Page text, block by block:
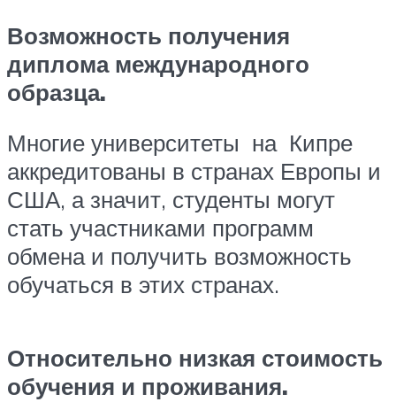
Возможность получения
диплома международного
образца.
Многие университеты на Кипре
аккредитованы в странах Европы и
США, а значит, студенты могут
стать участниками программ
обмена и получить возможность
обучаться в этих странах.
Относительно низкая стоимость
обучения и проживания.